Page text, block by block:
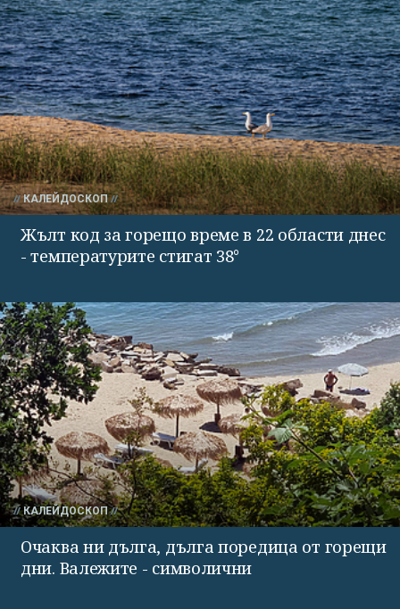
КАЛЕЙДОСКОП
Жълт код за горещо време в 22 области днес
- температурите стигат 38°
КАЛЕЙДОСКОП
Очаква ни дълга, дълга поредица от горещи
дни. Валежите - символични